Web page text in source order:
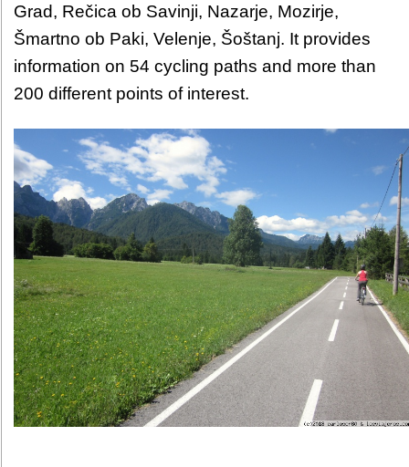
Grad, Rečica ob Savinji, Nazarje, Mozirje,
Šmartno ob Paki, Velenje, Šoštanj. It provides
information on 54 cycling paths and more than
200 different points of interest.